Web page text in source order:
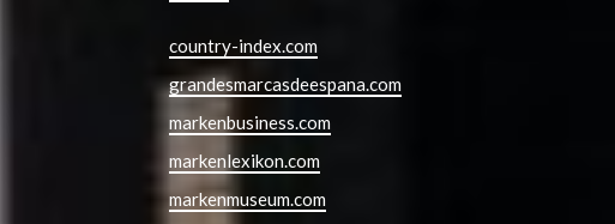
country-index.com
grandesmarcasdeespana.com
markenbusiness.com
markenlexikon.com
markenmuseum.com